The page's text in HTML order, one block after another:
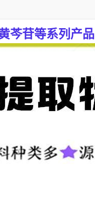
芩苷等系列产品